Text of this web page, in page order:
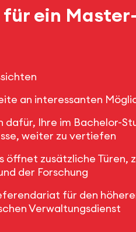
ein
an interessanten
dafür, Ihre im Bachelor-
weiter zu vertiefen
öffnet zusätzliche Türen,
der Forschung
für den
Verwaltungsdienst